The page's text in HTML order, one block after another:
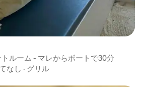
ルーム - マレからボートで30分
なし · グリル